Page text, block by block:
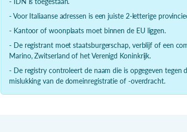
- Voor Italiaanse adressen is een juiste 2-letterige
- Kantoor of woonplaats moet binnen de EU liggen.
- De registrant moet staatsburgerschap, verblijf of een
Marino, Zwitserland of het Verenigd Koninkrijk.
- De registry controleert de naam die is opgegeven tegen
mislukking van de domeinregistratie of -overdracht.